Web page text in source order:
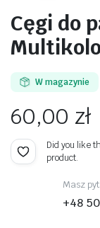
Cęgi do
W magazynie
60,00 zł
Did you like
product.
Masz
+48